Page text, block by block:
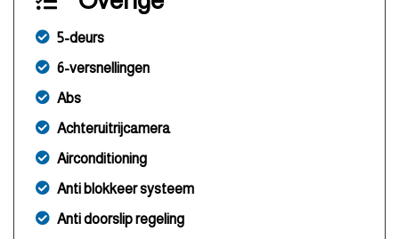
5-deurs
6-versnellingen
Abs
Achteruitrijcamera
Airconditioning
Anti blokkeer systeem
Anti doorslip regeling